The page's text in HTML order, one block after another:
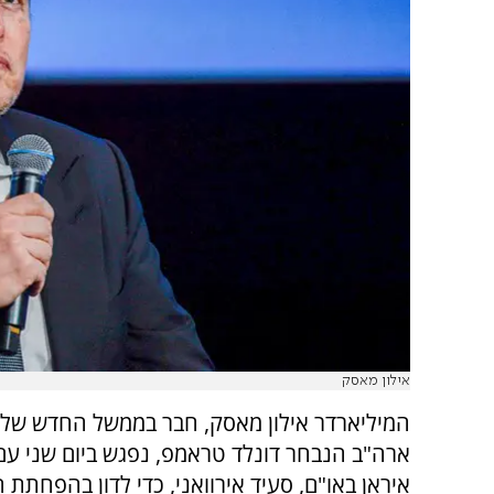
אילון מאסק
המיליארדר אילון מאסק, חבר בממשל החדש
ארה"ב הנבחר דונלד טראמפ, נפגש ביום שני
איראן באו"ם, סעיד אירוואני, כדי לדון בהפחתת